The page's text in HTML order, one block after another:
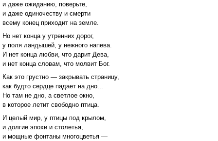
и даже ожиданию, поверьте,
и даже одиночеству и смерти
всему конец приходит на земле.
Но нет конца у утренних дорог,
у поля ландышей, у нежного напева.
И нет конца любви, что дарит Дева,
и нет конца словам, что молвит Бог.
Как это грустно — закрывать страницу,
как будто сердце падает на дно...
Но там не дно, а светлое окно,
в которое летит свободно птица.
И целый мир, у птицы под крылом,
и долгие эпохи и столетья,
и мощные фонтаны многоцветья —